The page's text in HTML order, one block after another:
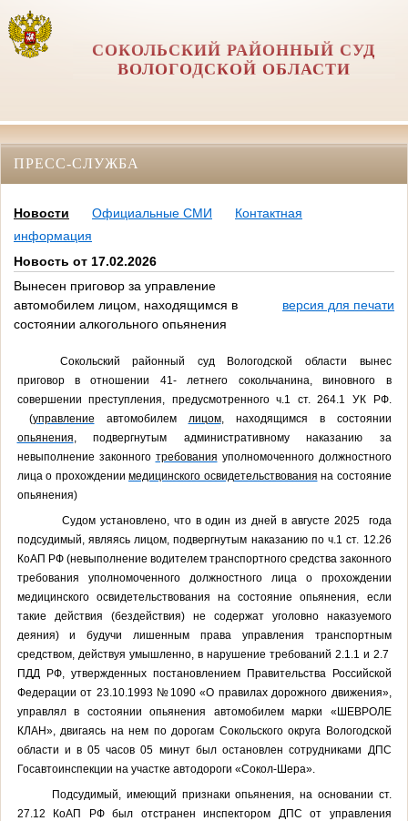
СОКОЛЬСКИЙ РАЙОННЫЙ СУД
ВОЛОГОДСКОЙ ОБЛАСТИ
ПРЕСС-СЛУЖБА
Новости Официальные СМИ
Контактная
информация
Новость от 17.02.2026
Вынесен приговор за управление
автомобилем лицом, находящимся в
состоянии алкогольного опьянения
версия для печати
Сокольский районный суд Вологодской области вынес
приговор в отношении 41- летнего сокольчанина, виновного в
совершении преступления, предусмотренного ч.1 ст. 264.1 УК РФ.
(управление автомобилем лицом, находящимся в состоянии
опьянения , подвергнутым административному наказанию за
невыполнение законного требования уполномоченного должностного
лица о прохождении медицинского освидетельствования на состояние
опьянения)
Судом установлено, что в один из дней в августе 2025
года
подсудимый, являясь лицом, подвергнутым наказанию по ч.1 ст. 12.26
КоАП РФ (невыполнение водителем транспортного средства законного
требования уполномоченного должностного лица о прохождении
медицинского освидетельствования на состояние опьянения, если
такие действия (бездействия) не содержат уголовно наказуемого
деяния) и будучи лишенным права управления транспортным
средством, действуя умышленно, в нарушение требований 2.1.1 и 2.7
ПДД РФ, утвержденных постановлением Правительства Российской
Федерации от 23.10.1993 №1090 «О правилах дорожного движения»,
управлял в состоянии опьянения автомобилем марки «ШЕВРОЛЕ
КЛАН», двигаясь на нем по дорогам Сокольского округа Вологодской
области и в 05 часов 05 минут был остановлен сотрудниками ДПС
Госавтоинспекции на участке автодороги «Сокол-Шера».
Подсудимый, имеющий признаки опьянения, на основании ст.
27.12 КоАП РФ был отстранен инспектором ДПС от управления